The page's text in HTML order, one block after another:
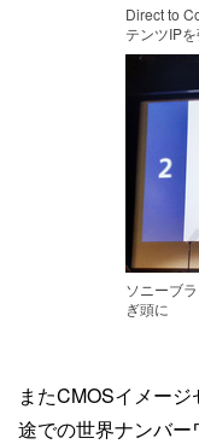
Direct to
テンツIP
ソニーブ
ぎ頭に
またCMOSイメー
途での世界ナンバ